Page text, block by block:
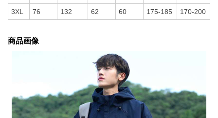
3XL 76 132 62 60 175-185 170-200
商品画像